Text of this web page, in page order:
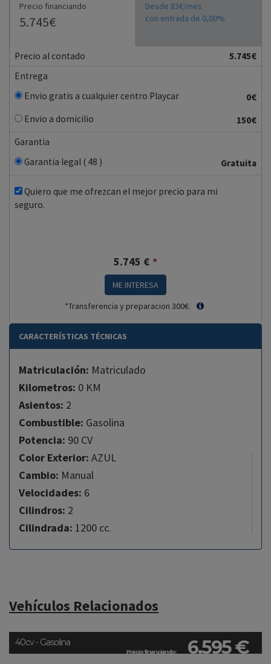
Precio financiando
5.745€
Desde 83€/mes
con entrada de 0,00%
Precio al contado
5.745€
Entrega
Envio gratis a cualquier centro Playcar
0€
Envio a domicilio
150€
Garantia
Garantia legal ( 48 )
Gratuita
Quiero que me ofrezcan el mejor precio para mi
seguro.
5.745 € *
ME INTERESA
*Transferencia y preparacion 300€.
CARACTERÍSTICAS TÉCNICAS
Matriculación: Matriculado
Kilometros: 0 KM
Asientos: 2
Combustible: Gasolina
Potencia: 90 CV
Color Exterior: AZUL
Cambio: Manual
Velocidades: 6
Cilindros: 2
Cilindrada: 1200 cc.
Vehículos Relacionados
Precio financiando: 6.595 €
40cv - Gasolina